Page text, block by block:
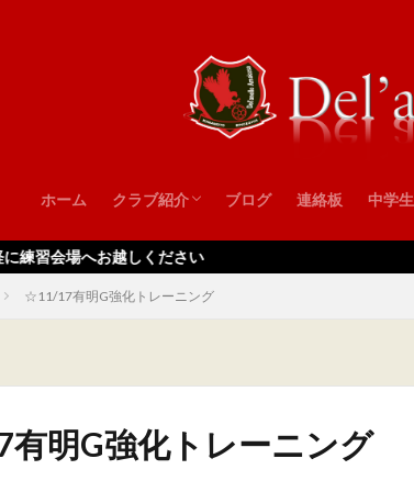
ホーム クラブ紹介
スタッフ
ブログ 連絡板 中学生
越しください
☆11/17有明G強化トレーニング
明G強化トレーニング